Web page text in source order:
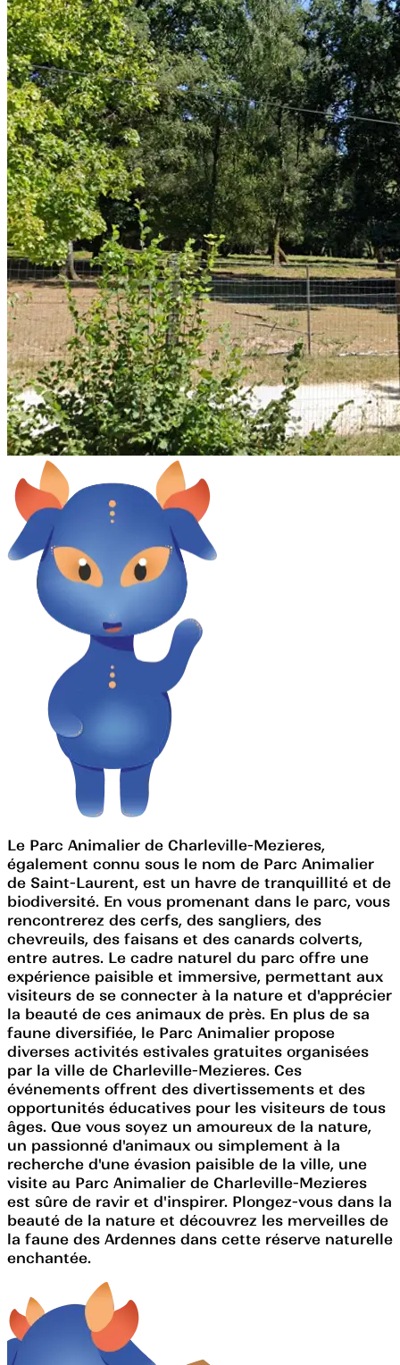
Le Parc Animalier de Charleville-Mezieres,
également connu sous le nom de Parc Animalier
de Saint-Laurent, est un havre de tranquillité et de
biodiversité. En vous promenant dans le parc, vous
rencontrerez des cerfs, des sangliers, des
chevreuils, des faisans et des canards colverts,
entre autres. Le cadre naturel du parc offre une
expérience paisible et immersive, permettant aux
visiteurs de se connecter à la nature et d'apprécier
la beauté de ces animaux de près. En plus de sa
faune diversifiée, le Parc Animalier propose
diverses activités estivales gratuites organisées
par la ville de Charleville-Mezieres. Ces
événements offrent des divertissements et des
opportunités éducatives pour les visiteurs de tous
âges. Que vous soyez un amoureux de la nature,
un passionné d'animaux ou simplement à la
recherche d'une évasion paisible de la ville, une
visite au Parc Animalier de Charleville-Mezieres
est sûre de ravir et d'inspirer. Plongez-vous dans la
beauté de la nature et découvrez les merveilles de
la faune des Ardennes dans cette réserve naturelle
enchantée.